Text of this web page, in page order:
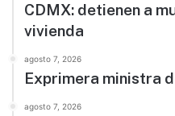
CDMX: detienen a
vivienda
agosto 7, 2026
Exprimera ministra
agosto 7, 2026